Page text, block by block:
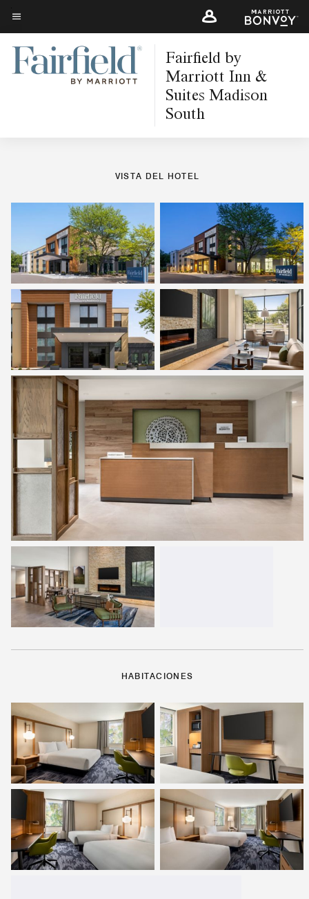
Skip
to
main
content
Texto del menú
Fairfield by
Marriott Inn &
Suites Madison
South
Flecha izquierda
Suites Características RestaurantesGimnasio y entretenimiento
VISTA DEL HOTEL
HABITACIONES